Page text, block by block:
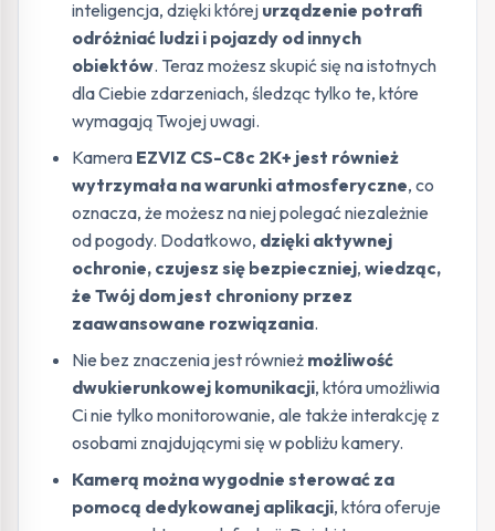
inteligencja, dzięki której urządzenie potrafi
odróżniać ludzi i pojazdy od innych
obiektów. Teraz możesz skupić się na istotnych
dla Ciebie zdarzeniach, śledząc tylko te, które
wymagają Twojej uwagi.
Kamera EZVIZ CS-C8c 2K+ jest również
wytrzymała na warunki atmosferyczne, co
oznacza, że możesz na niej polegać niezależnie
od pogody. Dodatkowo, dzięki aktywnej
ochronie, czujesz się bezpieczniej, wiedząc,
że Twój dom jest chroniony przez
zaawansowane rozwiązania.
Nie bez znaczenia jest również możliwość
dwukierunkowej komunikacji, która umożliwia
Ci nie tylko monitorowanie, ale także interakcję z
osobami znajdującymi się w pobliżu kamery.
Kamerą można wygodnie sterować za
pomocą dedykowanej aplikacji, która oferuje